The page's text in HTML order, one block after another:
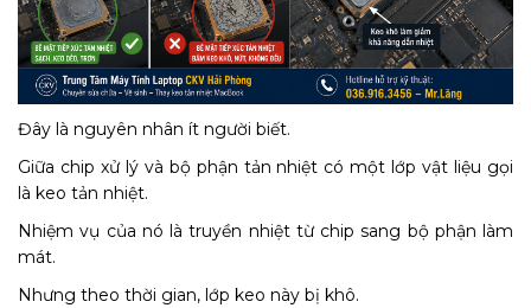
Đây là nguyên nhân ít người biết.
Giữa chip xử lý và bộ phận tản nhiệt có một lớp vật liệu gọi
là keo tản nhiệt.
Nhiệm vụ của nó là truyền nhiệt từ chip sang bộ phận làm
mát.
Nhưng theo thời gian, lớp keo này bị khô.